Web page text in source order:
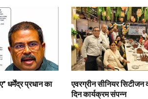
धर्मेंद्र प्रधान का
एवरग्रीन सीनियर
दिन कार्यक्रम संपन्न